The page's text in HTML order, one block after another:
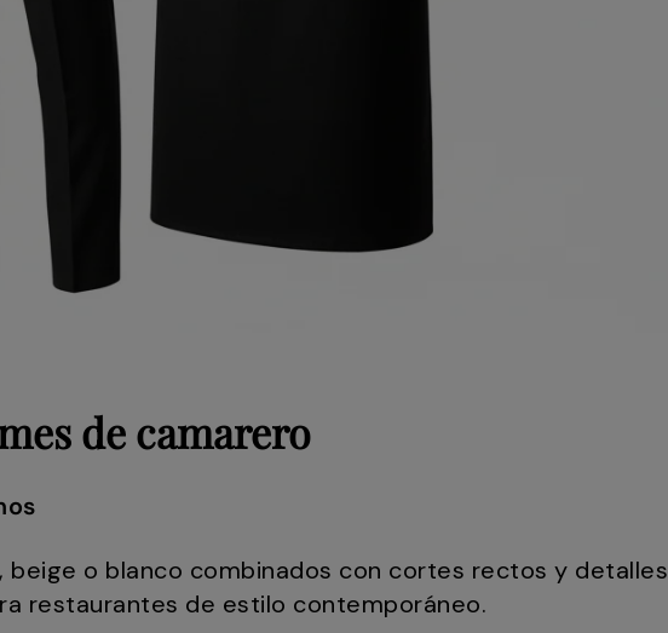
de camarero
beige o blanco combinados con cortes rectos y detalles
restaurantes de estilo contemporáneo.